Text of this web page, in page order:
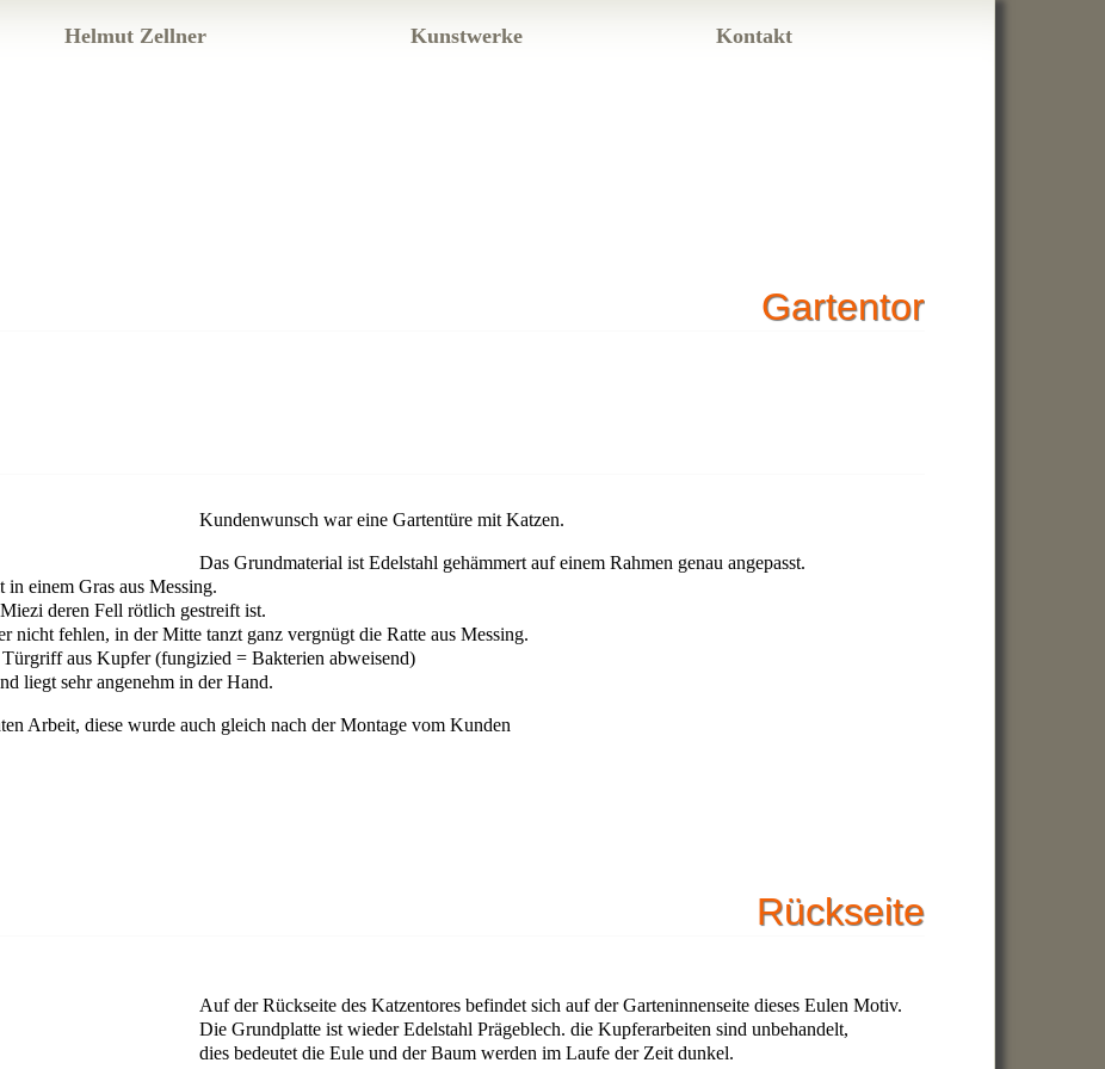
Helmut Zellner Kunstwerke Kontakt
Gartentor
Kundenwunsch war eine Gartentüre mit Katzen.
Das Grundmaterial ist Edelstahl gehämmert auf einem Rahmen genau angepasst.
einem Gras aus Messing.
deren Fell rötlich gestreift ist.
nicht fehlen, in der Mitte tanzt ganz vergnügt die Ratte aus Messing.
aus Kupfer (fungizied = Bakterien abweisend)
liegt sehr angenehm in der Hand.
Arbeit, diese wurde auch gleich nach der Montage vom Kunden
Rückseite
Auf der Rückseite des Katzentores befindet sich auf der Garteninnenseite dieses Eulen Motiv.
Die Grundplatte ist wieder Edelstahl Prägeblech. die Kupferarbeiten sind unbehandelt,
dies bedeutet die Eule und der Baum werden im Laufe der Zeit dunkel.